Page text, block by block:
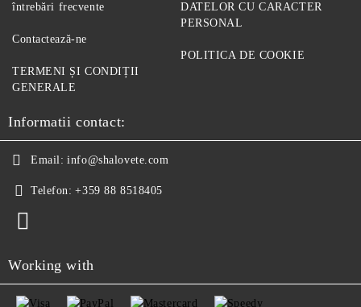
întrebări frecvente
Contactează-ne
TERMENI ȘI CONDIȚII
GENERALE
DATELOR CU CARACTER
PERSONAL
POLITICA DE COOKIE
Informatii contact:
Email: info@shalovete.com
Telefon: +359 88 8518405
Working with